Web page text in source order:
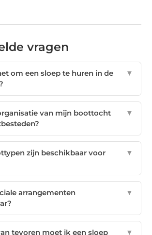
vragen
om een sloep te huren in de
▼
van mijn boottocht
▼
zijn beschikbaar voor
▼
arrangementen
▼
tevoren moet ik een sloep
▼